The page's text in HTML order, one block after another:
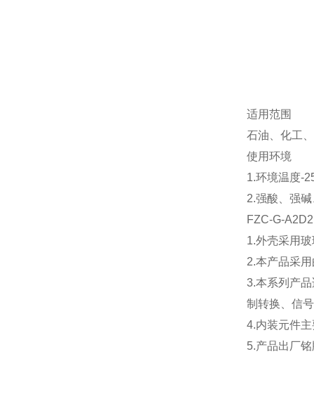
适用范围
石油、化工
使用环境
1.环境温度-
2.强酸、强
FZC-G-
1.外壳采用
2.本产品采
3.本系列产
制转换、信
4.内装元件
5.产品出厂